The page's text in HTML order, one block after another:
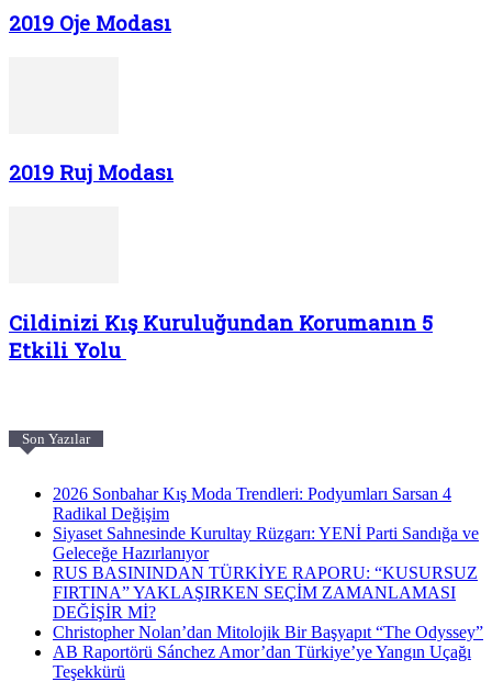
2019 Oje Modası
2019 Ruj Modası
Cildinizi Kış Kuruluğundan Korumanın 5
Etkili Yolu
Son Yazılar
2026 Sonbahar Kış Moda Trendleri: Podyumları Sarsan 4
Radikal Değişim
Siyaset Sahnesinde Kurultay Rüzgarı: YENİ Parti Sandığa ve
Geleceğe Hazırlanıyor
RUS BASININDAN TÜRKİYE RAPORU: “KUSURSUZ
FIRTINA” YAKLAŞIRKEN SEÇİM ZAMANLAMASI
DEĞİŞİR Mİ?
Christopher Nolan’dan Mitolojik Bir Başyapıt “The Odyssey”
AB Raportörü Sánchez Amor’dan Türkiye’ye Yangın Uçağı
Teşekkürü